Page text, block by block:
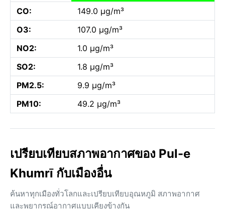
CO:
149.0 µg/m³
O3:
107.0 µg/m³
NO2:
1.0 µg/m³
SO2:
1.8 µg/m³
PM2.5:
9.9 µg/m³
PM10:
49.2 µg/m³
เปรียบเทียบสภาพอากาศของ Pul-e
Khumrī กับเมืองอื่น
ค้นหาทุกเมืองทั่วโลกและเปรียบเทียบอุณหภูมิ สภาพอากาศ
และพยากรณ์อากาศแบบเคียงข้างกัน